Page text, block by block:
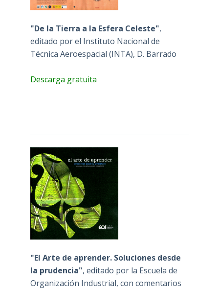
"De la Tierra a la Esfera Celeste",
editado por el Instituto Nacional de
Técnica Aeroespacial (INTA), D. Barrado
Descarga gratuita
"El Arte de aprender. Soluciones desde
la prudencia", editado por la Escuela de
Organización Industrial, con comentarios